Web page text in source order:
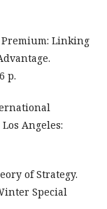
Premium: Linking
p.
Angeles:
of Strategy.
Special